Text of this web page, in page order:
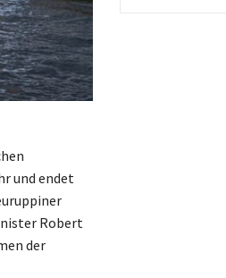
und endet
Robert
der